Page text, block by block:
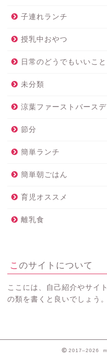
子連れランチ
授乳中おやつ
日常のどうでもいいこと
未分類
涼葉ファーストバースデ
節分
簡単ランチ
簡単朝ごはん
育児オススメ
離乳食
このサイトについて
ここには、自己紹介やサイ
の類を書くと良いでしょう。
2017–2026